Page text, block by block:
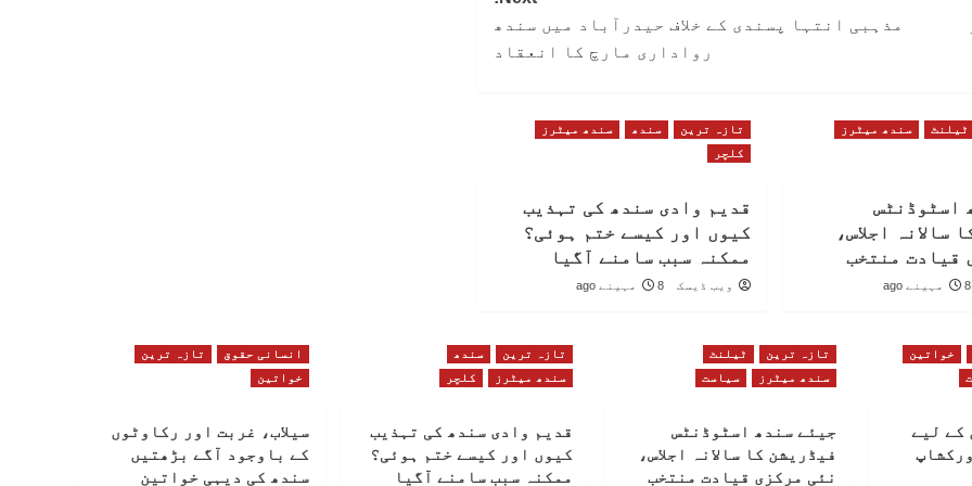
مذہبی انتہا پسندی کے خلاف حیدرآباد میں سندھ
رواداری مارچ کا انعقاد
ٹیلنٹ
سندھ میٹرز
اسٹوڈنٹس
سالانہ اجلاس،
قیادت منتخب
8 مہینے ago
تازہ ترین سندھ
سندھ میٹرز
کلچر
قدیم وادی سندھ کی تہذیب
کیوں اور کیسے ختم ہوئی؟
ممکنہ سبب سامنے آگیا
ویب ڈیسک 8 مہینے ago
خواتین
کے لیے
تازہ ترین
ٹیلنٹ
سندھ میٹرز
سیاست
جیئے سندھ اسٹوڈنٹس
فیڈریشن کا سالانہ اجلاس،
نئی مرکزی قیادت منتخب
تازہ ترین
سندھ
سندھ میٹرز
کلچر
قدیم وادی سندھ کی تہذیب
کیوں اور کیسے ختم ہوئی؟
ممکنہ سبب سامنے آگیا
انسانی حقوق
تازہ ترین
خواتین
سیلاب، غربت اور رکاوٹوں
کے باوجود آگے بڑھتیں
سندھ کی دیہی خواتین